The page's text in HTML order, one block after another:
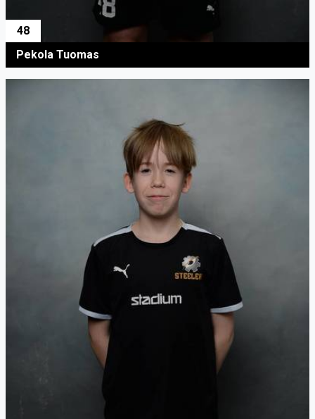
48
Pekola Tuomas